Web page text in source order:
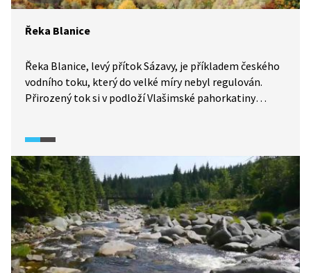
Řeka Blanice
Řeka Blanice, levý přítok Sázavy, je příkladem českého
vodního toku, který do velké míry nebyl regulován.
Přirozený tok si v podloží Vlašimské pahorkatiny
proměnu skokanů hnědých, kterou dříve znalo každé
dítě.